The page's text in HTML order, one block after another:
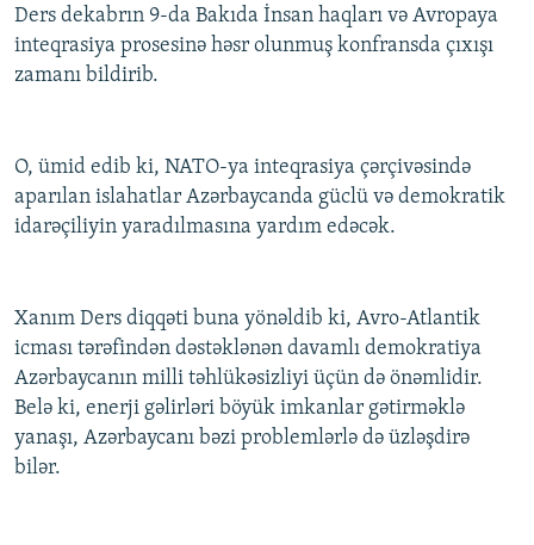
Ders dekabrın 9-da Bakıda İnsan haqları və Avropaya
inteqrasiya prosesinə həsr olunmuş konfransda çıxışı
zamanı bildirib.
O, ümid edib ki, NATO-ya inteqrasiya çərçivəsində
aparılan islahatlar Azərbaycanda güclü və demokratik
idarəçiliyin yaradılmasına yardım edəcək.
Xanım Ders diqqəti buna yönəldib ki, Avro-Atlantik
icması tərəfindən dəstəklənən davamlı demokratiya
Azərbaycanın milli təhlükəsizliyi üçün də önəmlidir.
Belə ki, enerji gəlirləri böyük imkanlar gətirməklə
yanaşı, Azərbaycanı bəzi problemlərlə də üzləşdirə
bilər.